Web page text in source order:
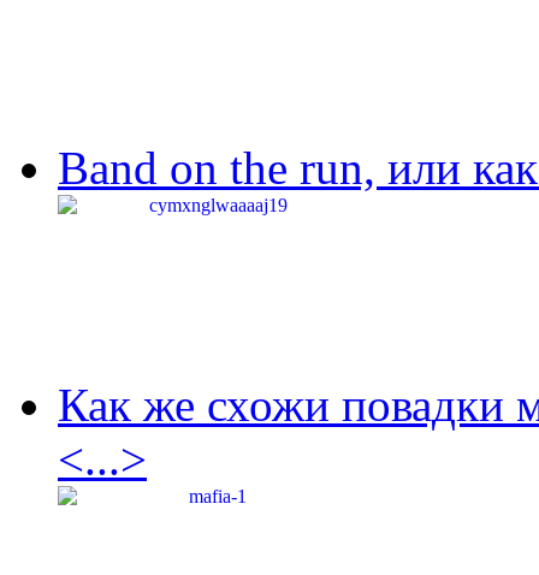
Band on the run, или
Как же схожи повадки
<...>